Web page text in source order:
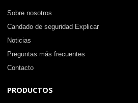
Sobre nosotros
Candado de seguridad Explicar
Noticias
Preguntas más frecuentes
Contacto
PRODUCTOS